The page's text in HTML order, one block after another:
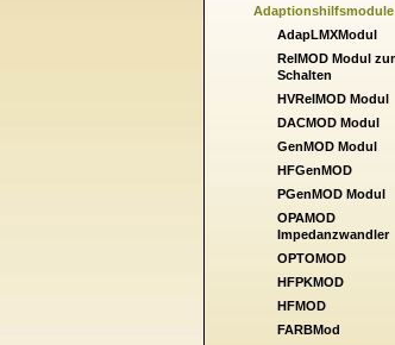
Adaptionshilfsmodule
AdapLMXModul
RelMOD Modul
Schalten
HVRelMOD Modul
DACMOD Modul
GenMOD Modul
HFGenMOD
PGenMOD Modul
OPAMOD
Impedanzwandler
OPTOMOD
HFPKMOD
HFMOD
FARBMod